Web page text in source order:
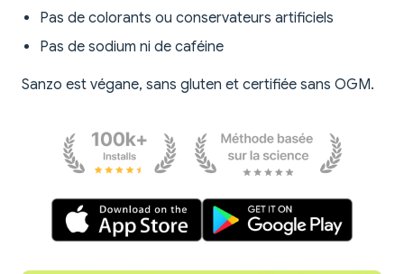
Pas de colorants ou conservateurs artificiels
Pas de sodium ni de caféine
Sanzo est végane, sans gluten et certifiée sans OGM.